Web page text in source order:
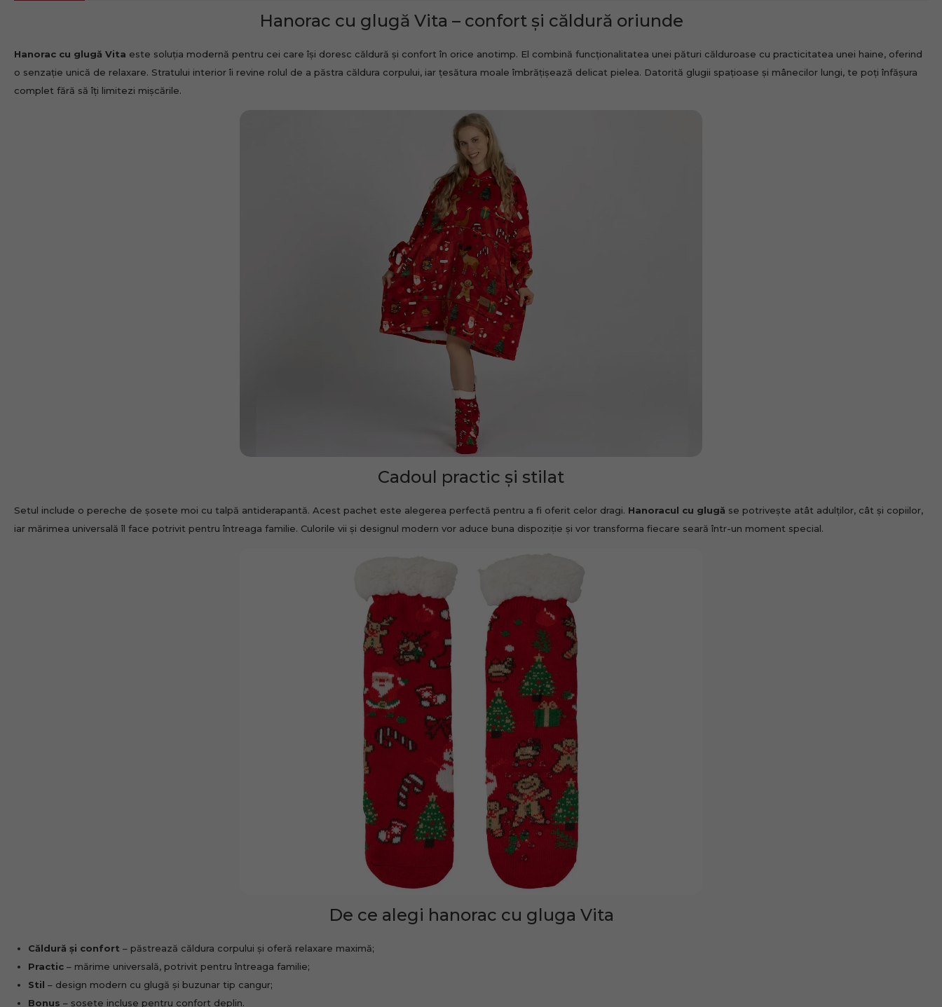
Hanorac cu glugă Vita – confort și căldură oriunde
Hanorac cu glugă Vita este soluția modernă pentru cei care își doresc căldură și confort în orice anotimp. El combină funcționalitatea unei pături călduroase cu practicitatea unei haine, oferind
o senzație unică de relaxare. Stratului interior îi revine rolul de a păstra căldura corpului, iar țesătura moale îmbrățișează delicat pielea. Datorită glugii spațioase și mânecilor lungi, te poți înfășura
complet fără să îți limitezi mișcările.
Cadoul practic și stilat
Setul include o pereche de șosete moi cu talpă antiderapantă. Acest pachet este alegerea perfectă pentru a fi oferit celor dragi. Hanoracul cu glugă se potrivește atât adulților, cât și copiilor,
iar mărimea universală îl face potrivit pentru întreaga familie. Culorile vii și designul modern vor aduce buna dispoziție și vor transforma fiecare seară într-un moment special.
De ce alegi hanorac cu gluga Vita
Căldură și confort – păstrează căldura corpului și oferă relaxare maximă;
Practic – mărime universală, potrivit pentru întreaga familie;
Stil – design modern cu glugă și buzunar tip cangur;
Bonus – șosete incluse pentru confort deplin.
Felicitări!
100